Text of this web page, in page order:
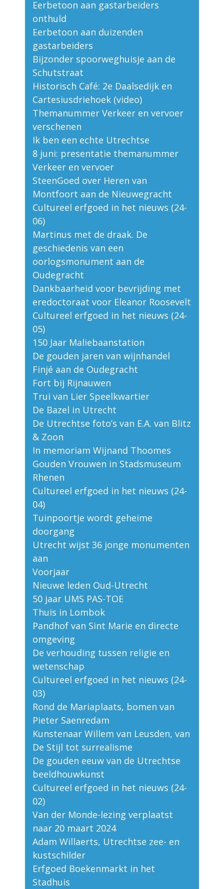
Eerbetoon aan gastarbeiders
onthuld
Eerbetoon aan duizenden
gastarbeiders
Bijzonder spoorweghuisje aan de
Schutstraat
Historisch Café: 2e Daalsedijk en
Cartesiusdriehoek (video)
Themanummer Verkeer en vervoer
verschenen
Ik ben een echte Utrechtse
8 juni: presentatie themanummer
Verkeer en vervoer
SteenGoed over Heren van
Montfoort aan de Nieuwegracht
Cultureel erfgoed in het nieuws (24-
06)
Martinus met de draak. De
geschiedenis van een
oorlogsmonument aan de
Oudegracht
Dankbaarheid voor bevrijding met
eredoctoraat voor Eleanor Roosevelt
Cultureel erfgoed in het nieuws (24-
05)
150 Jaar Maliebaanstation
De gouden jaren van wijnhandel
Finjé aan de Oudegracht
Fort bij Rijnauwen
Trui van Lier Speelkwartier
De Bazel in Utrecht
De Utrechtse foto’s van E.A. van Blitz
& Zoon
In memoriam Wijnand Thoomes
Gouden Vrouwen in Stadsmuseum
Rhenen
Cultureel erfgoed in het nieuws (24-
04)
Tuinpoortje wordt geheime
doorgang
Utrecht wijst 36 jonge monumenten
aan
Voorjaar
Nieuwe leden Oud-Utrecht
50 jaar UMS PAS-TOE
Thuis in Lombok
Pandhof van Sint Marie en directe
omgeving
De verhouding tussen religie en
wetenschap
Cultureel erfgoed in het nieuws (24-
03)
Rond de Mariaplaats, bomen van
Pieter Saenredam
Kunstenaar Willem van Leusden, van
De Stijl tot surrealisme
De gouden eeuw van de Utrechtse
beeldhouwkunst
Cultureel erfgoed in het nieuws (24-
02)
Van der Monde-lezing verplaatst
naar 20 maart 2024
Adam Willaerts, Utrechtse zee- en
kustschilder
Erfgoed Boekenmarkt in het
Stadhuis